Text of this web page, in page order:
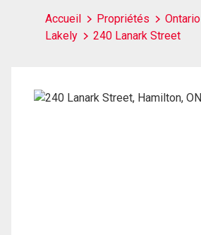
Accueil Propriétés Ontario
Lakely
240 Lanark Street